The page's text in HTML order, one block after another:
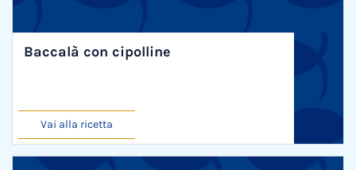
Baccalà con cipolline
Vai alla ricetta